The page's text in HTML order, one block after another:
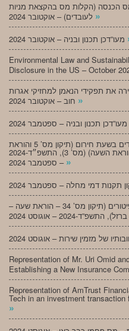
מס הכנסה (הקלות מס בהקצאת מניות
»
Environmental Law and
Disclosure in the US – October
את תפקידי הנאמן למחזיקי אגרות
»
מעו”דכן יחסי עבודה – צו הגנה על עובדים בשעת חירום (תיקון מס’ 5 והוראת
שעה – חרבות ברזל) (הארכת תקופת הוראת השעה) (מס’ 3), התשפ״ד-2024
– ספטמבר 2024 »
מעו”דכן יחסי עבודה – חוק פיצויי פיטורים (תיקון מס’ 34 – הוראת שעה –
Representation of Mr. Uri Omid
Establishing a New Insurance
Representation of AmTrust
Tech in an investment
»